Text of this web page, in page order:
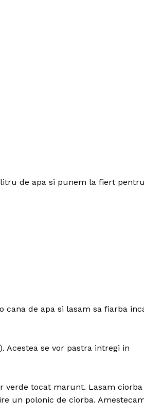
litru de apa si punem la fiert
cana de apa si lasam sa fiarba
Acestea se vor pastra intregi in
verde tocat marunt. Lasam ciorba
un polonic de ciorba.